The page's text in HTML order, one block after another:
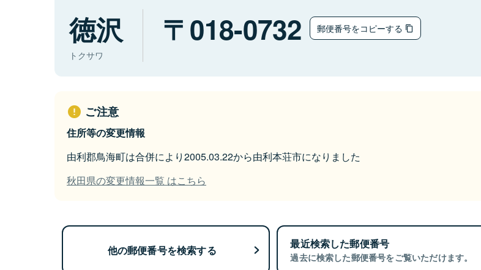
徳沢
トクサワ
018-0732 郵便番号をコピーする
ご注意
住所等の変更情報
由利郡鳥海町は合併により2005.03.22から由利本荘市になりました
秋田県の変更情報一覧 はこちら
他の郵便番号を検索する 最近検索した郵便番号
過去に検索した郵便番号をご覧いただけます。